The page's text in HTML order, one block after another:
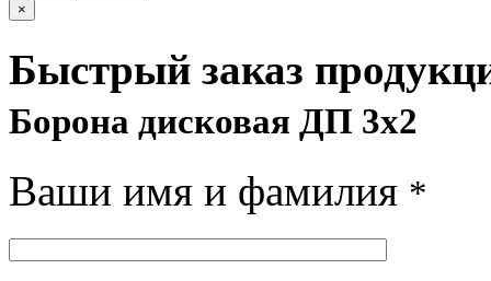
×
Быстрый заказ
Борона дисковая ДП 3х2
Ваши имя и фамилия *